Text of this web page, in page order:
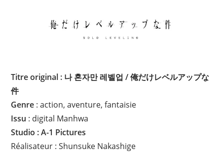
Titre original : 나 혼자만 레벨업 / 俺だけレベルアップな
件
Genre : action, aventure, fantaisie
Issu : digital Manhwa
Studio : A-1 Pictures
Réalisateur : Shunsuke Nakashige